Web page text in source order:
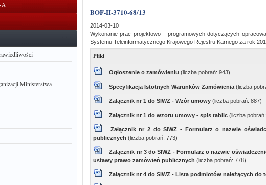
Ministerstwa
BOF-II-3710-68/13
2014-03-10
Wykonanie prac projektowo – programowych dotyczących
Systemu Teleinformatycznego Krajowego Rejestru Karnego za rok
Pliki
Ogłoszenie o zamówieniu (liczba pobrań: 943)
Specyfikacja Istotnych Warunków Zamówienia (liczba
Załącznik nr 1 do SIWZ - Wzór umowy (liczba pobrań: 887)
Załącznik nr 1 do wzoru umowy - spis tablic (liczba
Załącznik nr 2 do SIWZ - Formularz o nazwie
publicznych (liczba pobrań: 773)
Załącznik nr 3 do SIWZ - Formularz o nazwie
ustawy prawo zamówień publicznych (liczba pobrań: 778)
Załącznik nr 4 do SIWZ - Lista podmiotów należących do